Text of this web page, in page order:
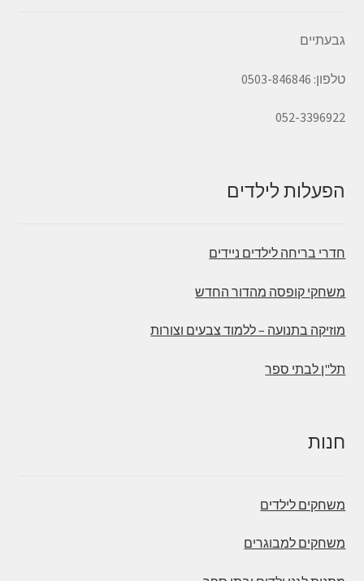
גבעתיים
טלפון: 0503-846846
052-3396922
הפעלות לילדים
חדרי בריחה לילדים ניידים
משחקי קופסה מהדור החדש
מוזיקה בתנועה – ללמוד צבעים וצורות
תל"ן לבתי ספר
חנות
משחקים לילדים
משחקים למבוגרים